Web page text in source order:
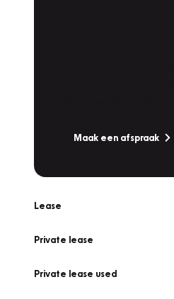
Maak een afspraak
Lease
Private lease
Private lease used